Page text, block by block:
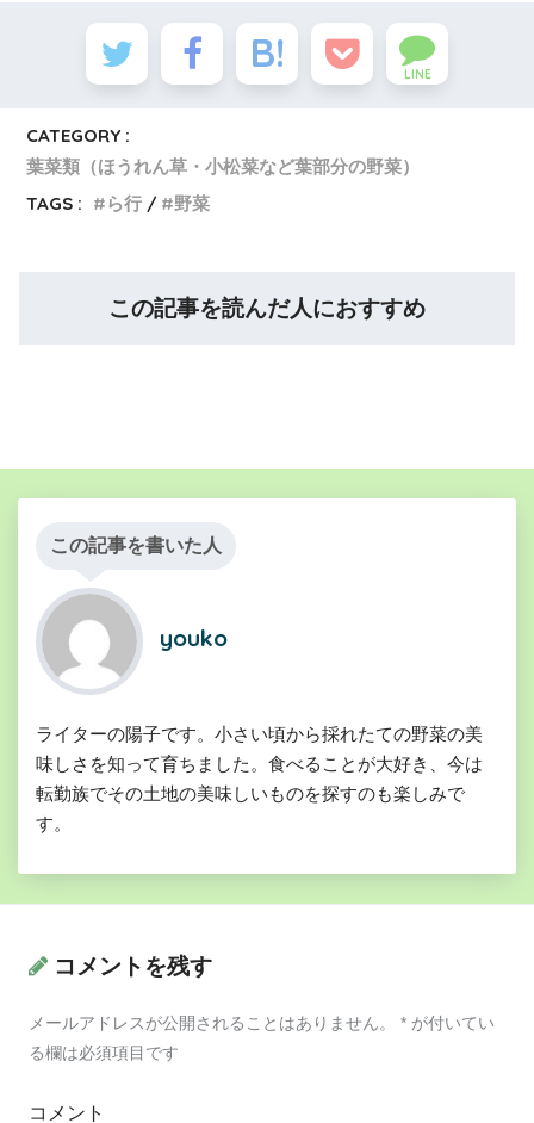
LINE
CATEGORY :
葉菜類（ほうれん草・小松菜など葉部分の野菜）
TAGS :
ら行 野菜
この記事を読んだ人におすすめ
この記事を書いた人
youko
ライターの陽子です。小さい頃から採れたての野菜の美
味しさを知って育ちました。食べることが大好き、今は
転勤族でその土地の美味しいものを探すのも楽しみで
す。
コメントを残す
メールアドレスが公開されることはありません。 * が付いてい
る欄は必須項目です
コメント